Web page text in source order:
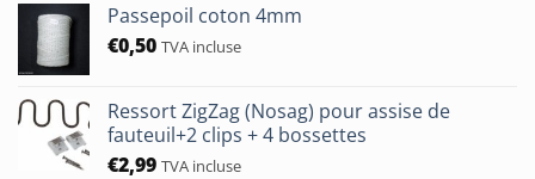
€0,45
à
Passepoil coton 4mm
€0,50 TVA incluse
Ressort ZigZag (Nosag) pour assise de
fauteuil+2 clips + 4 bossettes
€2,99 TVA incluse